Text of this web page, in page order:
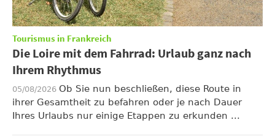
Tourismus in Frankreich
Die Loire mit dem Fahrrad: Urlaub ganz nach
Ihrem Rhythmus
05/08/2026 Ob Sie nun beschließen, diese Route in
ihrer Gesamtheit zu befahren oder je nach Dauer
Ihres Urlaubs nur einige Etappen zu erkunden ...